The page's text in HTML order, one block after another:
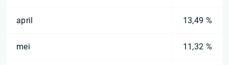
april 13,49 %
mei 11,32 %